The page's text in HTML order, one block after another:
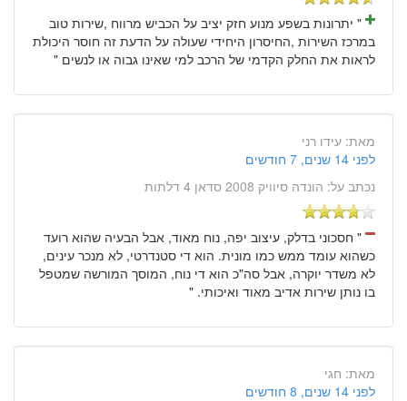
" יתרונות בשפע מנוע חזק יציב על הכביש מרווח ,שירות טוב
במרכז השירות ,החיסרון היחידי שעולה על הדעת זה חוסר היכולת
לראות את החלק הקדמי של הרכב למי שאינו גבוה או לנשים "
מאת: עידו רני
לפני 14 שנים, 7 חודשים
נכתב על: הונדה סיוויק 2008 סדאן 4 דלתות
" חסכוני בדלק, עיצוב יפה, נוח מאוד, אבל הבעיה שהוא רועד
כשהוא עומד ממש כמו מונית. הוא די סטנדרטי, לא מנכר עינים,
לא משדר יוקרה, אבל סה"כ הוא די נוח, המוסך המורשה שמטפל
בו נותן שירות אדיב מאוד ואיכותי. "
מאת: חגי
לפני 14 שנים, 8 חודשים